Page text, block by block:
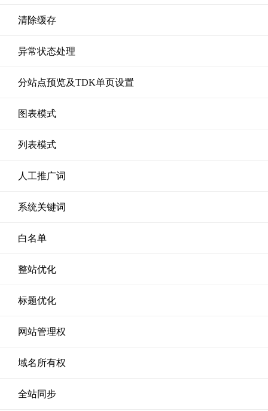
清除缓存
异常状态处理
分站点预览及TDK单页设置
图表模式
列表模式
人工推广词
系统关键词
白名单
整站优化
标题优化
网站管理权
域名所有权
全站同步